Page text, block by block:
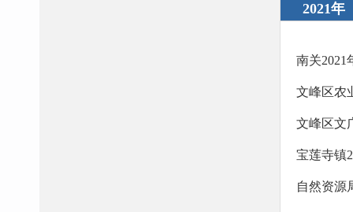
2021年
南关2021
文峰区农
文峰区文
宝莲寺镇
自然资源